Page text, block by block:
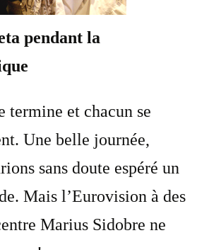
pendant la
termine et chacun se
Une belle journée,
sans doute espéré un
Mais l’Eurovision à des
Marius Sidobre ne